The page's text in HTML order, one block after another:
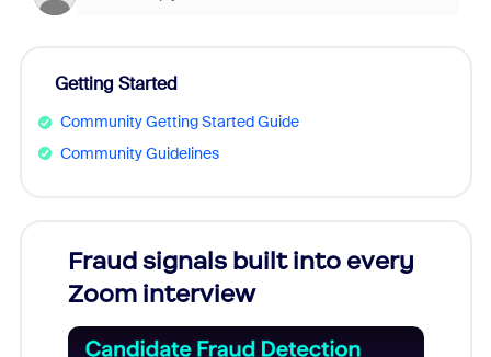
Getting Started
Community Getting Started Guide
Community Guidelines
Fraud signals built into every
Zoom interview